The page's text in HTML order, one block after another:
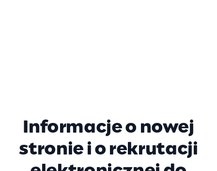
Informacje o nowej
stronie i o rekrutacji